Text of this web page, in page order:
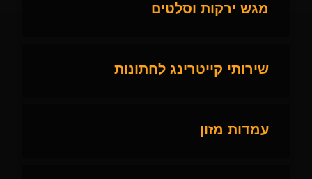
מגש ירקות וסלטים
שירותי קייטרינג לחתונות
עמדות מזון